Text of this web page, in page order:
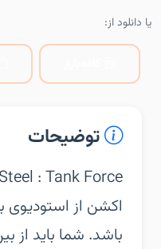
یا دانلود از:
توضیحات
باشد. شما باید از